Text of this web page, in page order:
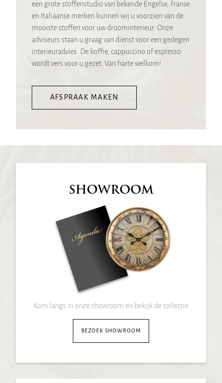
een grote stoffenstudio van bekende Engelse, Franse
en Italiaanse merken kunnen wij u voorzien van de
mooiste stoffen voor uw droominterieur. Onze
adviseurs staan u graag van dienst voor een gedegen
interieuradvies. De koffie, cappuccino of espresso
wordt vers voor u gezet. Van harte welkom!
AFSPRAAK MAKEN
SHOWROOM
Kom langs in onze showroom en bekijk de collectie
BEZOEK SHOWROOM